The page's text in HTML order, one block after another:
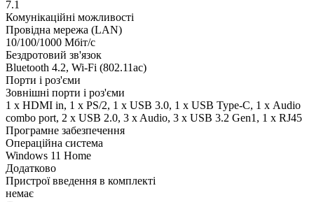
7.1
Комунікаційні можливості
Провідна мережа (LAN)
10/100/1000 Мбіт/с
Бездротовий зв'язок
Bluetooth 4.2, Wi-Fi (802.11ac)
Порти і роз'єми
Зовнішні порти і роз'єми
1 x HDMI in, 1 x PS/2, 1 x USB 3.0, 1 x USB Type-C, 1 х Audio
combo port, 2 x USB 2.0, 3 x Audio, 3 x USB 3.2 Gen1, 1 x RJ45
Програмне забезпечення
Операційна система
Windows 11 Home
Додатково
Пристрої введення в комплекті
немає